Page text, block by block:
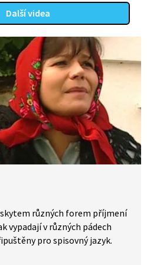
Další videa
různých forem příjmení
vypadají v různých pádech
pro spisovný jazyk.